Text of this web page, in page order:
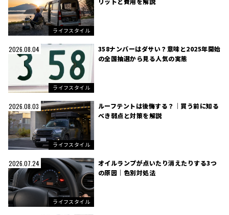
ライフスタイル
2026.08.04
ライフスタイル
358ナンバーはダサい？意味と2025年開始
の全国抽選から見る人気の実態
2026.08.03
ライフスタイル
ルーフテントは後悔する？｜買う前に知る
べき弱点と対策を解説
2026.07.24
ライフスタイル
オイルランプが点いたり消えたりする3つ
の原因｜色別対処法